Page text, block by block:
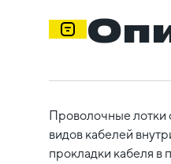
Проволочные лотки
видов кабелей
прокладки кабеля в